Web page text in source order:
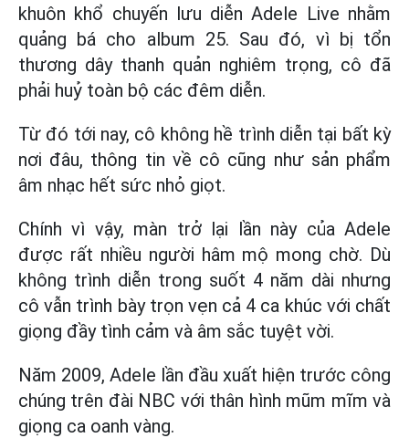
khuôn khổ chuyến lưu diễn Adele Live nhằm
quảng bá cho album 25. Sau đó, vì bị tổn
thương dây thanh quản nghiêm trọng, cô đã
phải huỷ toàn bộ các đêm diễn.
Từ đó tới nay, cô không hề trình diễn tại bất kỳ
nơi đâu, thông tin về cô cũng như sản phẩm
âm nhạc hết sức nhỏ giọt.
Chính vì vậy, màn trở lại lần này của Adele
được rất nhiều người hâm mộ mong chờ. Dù
không trình diễn trong suốt 4 năm dài nhưng
cô vẫn trình bày trọn vẹn cả 4 ca khúc với chất
giọng đầy tình cảm và âm sắc tuyệt vời.
Năm 2009, Adele lần đầu xuất hiện trước công
chúng trên đài NBC với thân hình mũm mĩm và
giọng ca oanh vàng.